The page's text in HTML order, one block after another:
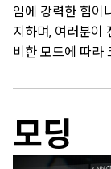
임에 강력한 힘이
지하며, 여러분이
비한 모드에 따라
모딩